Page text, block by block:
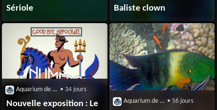
Sériole Baliste clown
Aquarium de Biarrtiz • 34 jours
Nouvelle exposition : Le
Aquarium de Biarrtiz • 56 jours